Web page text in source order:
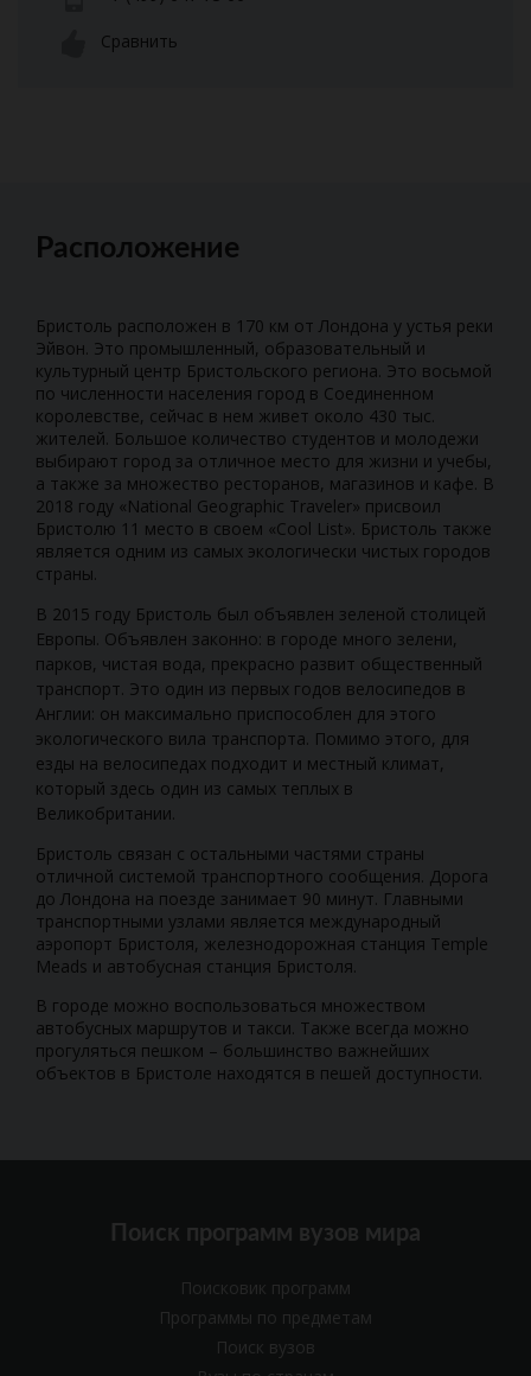
Сравнить
Расположение
Бристоль расположен в 170 км от Лондона у устья реки
Эйвон. Это промышленный, образовательный и
культурный центр Бристольского региона. Это восьмой
по численности населения город в Соединенном
королевстве, сейчас в нем живет около 430 тыс.
жителей. Большое количество студентов и молодежи
выбирают город за отличное место для жизни и учебы,
а также за множество ресторанов, магазинов и кафе. В
2018 году «National Geographic Traveler» присвоил
Бристолю 11 место в своем «Cool List». Бристоль также
является одним из самых экологически чистых городов
страны.
В 2015 году Бристоль был объявлен зеленой столицей
Европы. Объявлен законно: в городе много зелени,
парков, чистая вода, прекрасно развит общественный
транспорт. Это один из первых годов велосипедов в
Англии: он максимально приспособлен для этого
экологического вила транспорта. Помимо этого, для
езды на велосипедах подходит и местный климат,
который здесь один из самых теплых в
Великобритании.
Бристоль связан с остальными частями страны
отличной системой транспортного сообщения. Дорога
до Лондона на поезде занимает 90 минут. Главными
транспортными узлами является международный
аэропорт Бристоля, железнодорожная станция Temple
Meads и автобусная станция Бристоля.
В городе можно воспользоваться множеством
автобусных маршрутов и такси. Также всегда можно
прогуляться пешком – большинство важнейших
объектов в Бристоле находятся в пешей доступности.
Поиск программ вузов мира
Поисковик программ
Программы по предметам
Поиск вузов